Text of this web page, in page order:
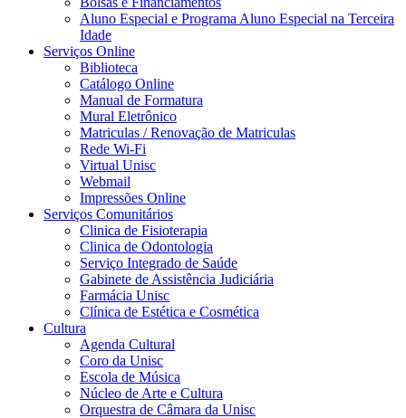
Aluno Especial e Programa Aluno Especial na Terceira
Idade
Serviços Online
Biblioteca
Catálogo Online
Manual de Formatura
Mural Eletrônico
Matriculas / Renovação de Matriculas
Rede Wi-Fi
Virtual Unisc
Webmail
Impressões Online
Serviços Comunitários
Clinica de Fisioterapia
Clinica de Odontologia
Serviço Integrado de Saúde
Gabinete de Assistência Judiciária
Farmácia Unisc
Clínica de Estética e Cosmética
Cultura
Agenda Cultural
Coro da Unisc
Escola de Música
Núcleo de Arte e Cultura
Orquestra de Câmara da Unisc